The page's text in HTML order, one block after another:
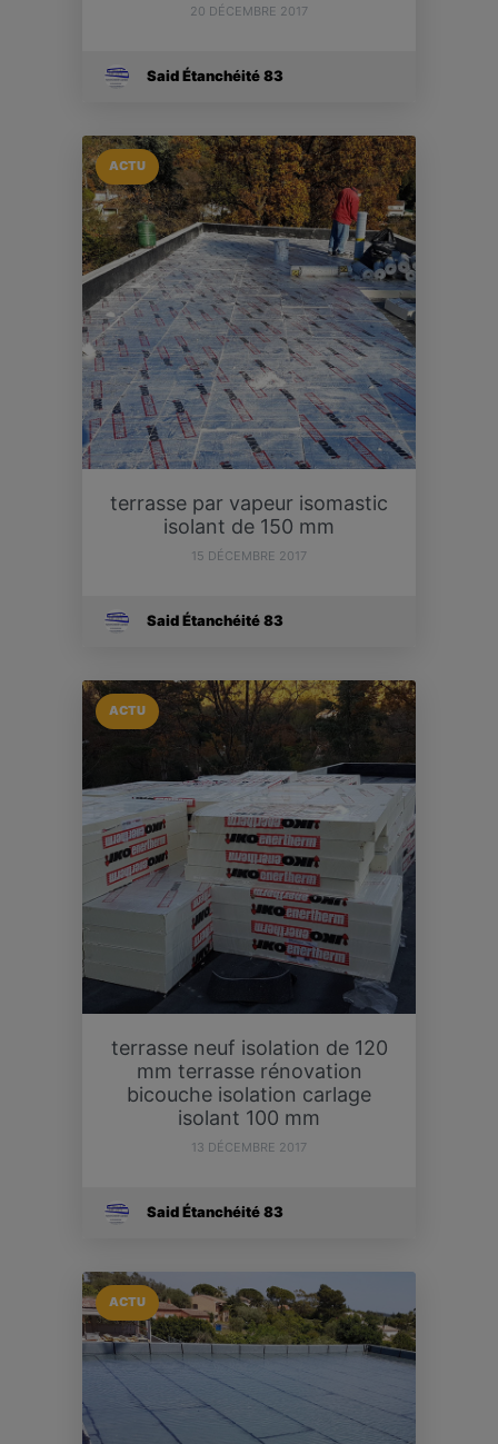
20 DÉCEMBRE 2017
Said Étanchéité 83
ACTU
terrasse par vapeur isomastic
isolant de 150 mm
15 DÉCEMBRE 2017
Said Étanchéité 83
ACTU
terrasse neuf isolation de 120
mm terrasse rénovation
bicouche isolation carlage
isolant 100 mm
13 DÉCEMBRE 2017
Said Étanchéité 83
ACTU